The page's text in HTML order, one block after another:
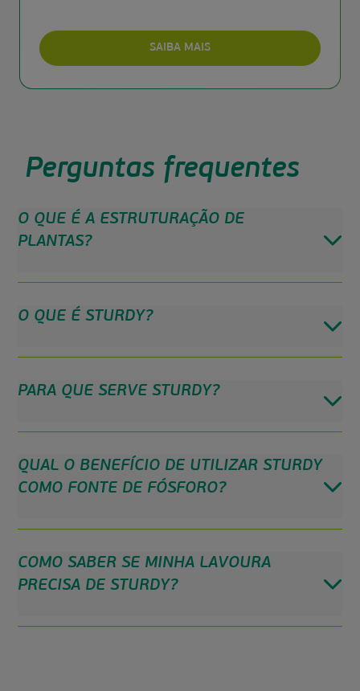
SAIBA MAIS
Perguntas frequentes
O QUE É A ESTRUTURAÇÃO DE
PLANTAS?
O QUE É STURDY?
PARA QUE SERVE STURDY?
QUAL O BENEFÍCIO DE UTILIZAR STURDY
COMO FONTE DE FÓSFORO?
COMO SABER SE MINHA LAVOURA
PRECISA DE STURDY?